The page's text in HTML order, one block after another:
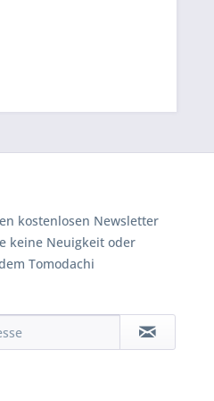
kostenlosen Newsletter
keine Neuigkeit oder
Tomodachi